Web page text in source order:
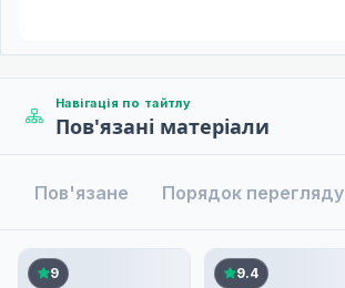
Навігація по тайтлу
Пов'язані матеріали
Пов'язане Порядок перегляду
9 9.4